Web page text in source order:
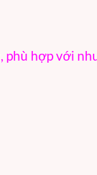
hợp với